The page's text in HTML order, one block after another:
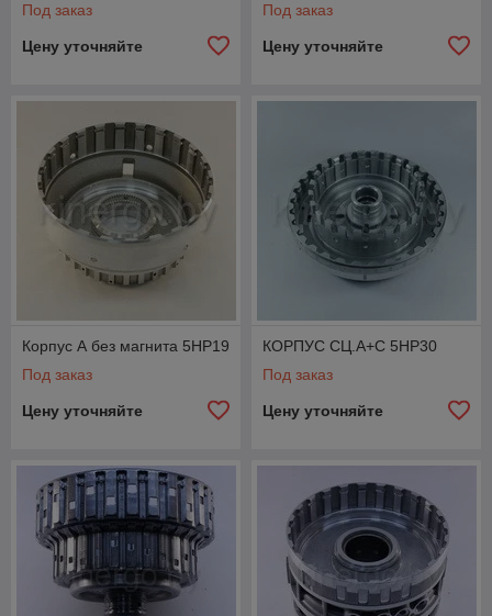
Под заказ
Цену уточняйте
Под заказ
Цену уточняйте
Корпус А без магнита 5НР19
Под заказ
Цену уточняйте
КОРПУС СЦ.A+C 5НР30
Под заказ
Цену уточняйте